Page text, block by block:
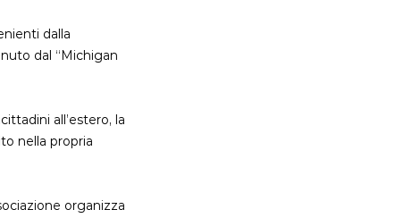
dalla
dal “Michigan
all’estero, la
nella propria
organizza